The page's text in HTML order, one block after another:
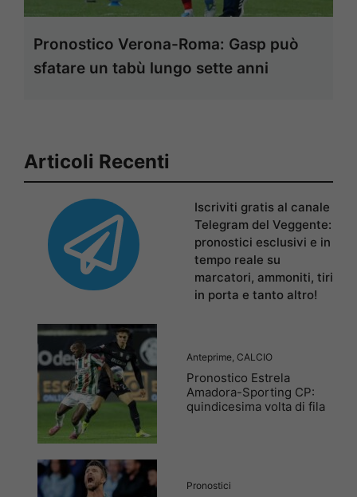
Pronostico Verona-Roma: Gasp può
sfatare un tabù lungo sette anni
Articoli Recenti
Iscriviti gratis al canale
Telegram del Veggente:
pronostici esclusivi e in
tempo reale su
marcatori, ammoniti, tiri
in porta e tanto altro!
Anteprime CALCIO
Pronostico Estrela
Amadora-Sporting CP:
quindicesima volta di fila
Pronostici